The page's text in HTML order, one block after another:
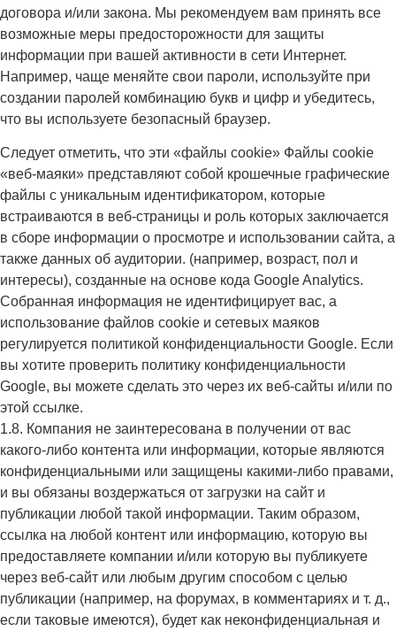
договора и/или закона. Мы рекомендуем вам принять все
возможные меры предосторожности для защиты
информации при вашей активности в сети Интернет.
Например, чаще меняйте свои пароли, используйте при
создании паролей комбинацию букв и цифр и убедитесь,
что вы используете безопасный браузер.
Следует отметить, что эти «файлы cookie» Файлы cookie
«веб-маяки» представляют собой крошечные графические
файлы с уникальным идентификатором, которые
встраиваются в веб-страницы и роль которых заключается
в сборе информации о просмотре и использовании сайта, а
также данных об аудитории. (например, возраст, пол и
интересы), созданные на основе кода Google Analytics.
Собранная информация не идентифицирует вас, а
использование файлов cookie и сетевых маяков
регулируется политикой конфиденциальности Google. Если
вы хотите проверить политику конфиденциальности
Google, вы можете сделать это через их веб-сайты и/или по
этой ссылке.
1.8. Компания не заинтересована в получении от вас
какого-либо контента или информации, которые являются
конфиденциальными или защищены какими-либо правами,
и вы обязаны воздержаться от загрузки на сайт и
публикации любой такой информации. Таким образом,
ссылка на любой контент или информацию, которую вы
предоставляете компании и/или которую вы публикуете
через веб-сайт или любым другим способом с целью
публикации (например, на форумах, в комментариях и т. д.,
если таковые имеются), будет как неконфиденциальная и